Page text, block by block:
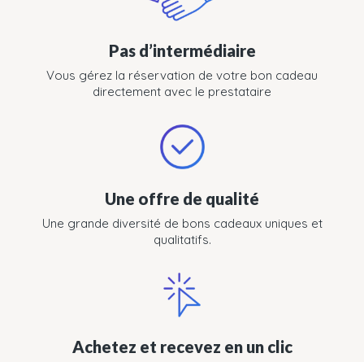
Pas d’intermédiaire
Vous gérez la réservation de votre bon cadeau
directement avec le prestataire
Une offre de qualité
Une grande diversité de bons cadeaux uniques et
qualitatifs.
Achetez et recevez en un clic